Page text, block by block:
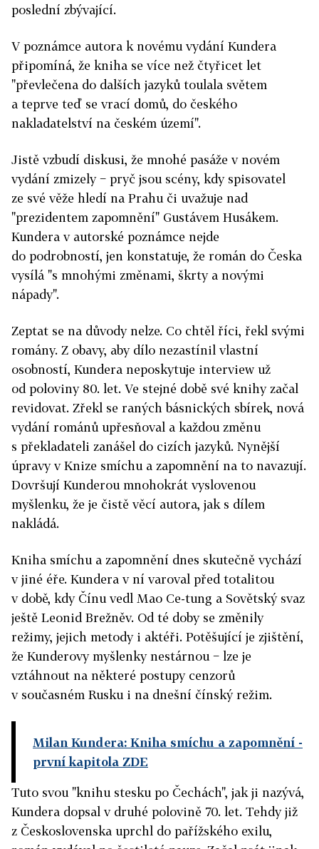
poslední zbývající.
V poznámce autora k novému vydání Kundera
připomíná, že kniha se více než čtyřicet let
"převlečena do dalších jazyků toulala světem
a teprve teď se vrací domů, do českého
nakladatelství na českém území".
Jistě vzbudí diskusi, že mnohé pasáže v novém
vydání zmizely − pryč jsou scény, kdy spisovatel
ze své věže hledí na Prahu či uvažuje nad
"prezidentem zapomnění" Gustávem Husákem.
Kundera v autorské poznámce nejde
do podrobností, jen konstatuje, že román do Česka
vysílá "s mnohými změnami, škrty a novými
nápady".
Zeptat se na důvody nelze. Co chtěl říci, řekl svými
romány. Z obavy, aby dílo nezastínil vlastní
osobností, Kundera neposkytuje interview už
od poloviny 80. let. Ve stejné době své knihy začal
revidovat. Zřekl se raných básnických sbírek, nová
vydání románů upřesňoval a každou změnu
s překladateli zanášel do cizích jazyků. Nynější
úpravy v Knize smíchu a zapomnění na to navazují.
Dovršují Kunderou mnohokrát vyslovenou
myšlenku, že je čistě věcí autora, jak s dílem
nakládá.
Kniha smíchu a zapomnění dnes skutečně vychází
v jiné éře. Kundera v ní varoval před totalitou
v době, kdy Čínu vedl Mao Ce-tung a Sovětský svaz
ještě Leonid Brežněv. Od té doby se změnily
režimy, jejich metody i aktéři. Potěšující je zjištění,
že Kunderovy myšlenky nestárnou − lze je
vztáhnout na některé postupy cenzorů
v současném Rusku i na dnešní čínský režim.
Milan Kundera: Kniha smíchu a zapomnění -
první kapitola ZDE
Tuto svou "knihu stesku po Čechách", jak ji nazývá,
Kundera dopsal v druhé polovině 70. let. Tehdy již
z Československa uprchl do pařížského exilu,